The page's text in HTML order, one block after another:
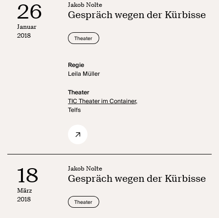
26
Januar
2018
Jakob Nolte
Gespräch wegen der Kürbisse
Theater
Regie
Leila Müller
Theater
TIC Theater im Container,
Telfs
18
März
2018
Jakob Nolte
Gespräch wegen der Kürbisse
Theater